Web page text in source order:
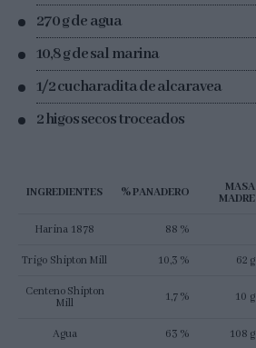
270 g de agua
10,8 g de sal marina
1/2 cucharadita de alcaravea
2 higos secos troceados
INGREDIENTES % PANADERO
MASA
MADRE
Harina 1878 88 %
Trigo Shipton Mill 10,3 % 62 g
Centeno Shipton
Mill
1,7 % 10 g
Agua 63 % 108 g